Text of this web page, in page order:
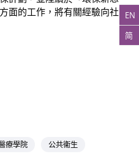
EN
简
面的工作，將有關經驗向社
療學院
公共衞生